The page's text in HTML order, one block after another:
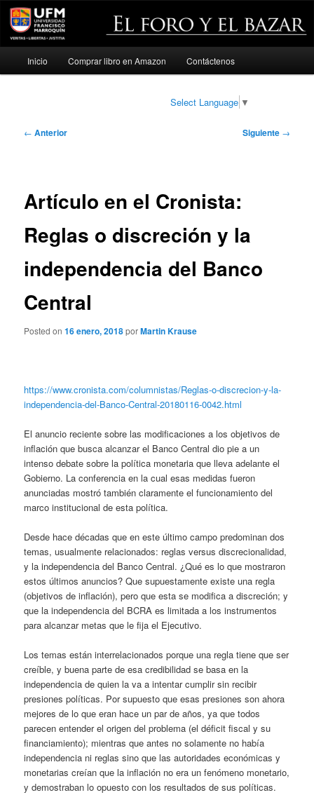
Ir
Inicio Comprar libro en Amazon Contáctenos
Select Language ▼
Navegación
← Anterior Siguiente →
Artículo en el Cronista:
Reglas o discreción y la
independencia del Banco
Central
Posted on16 enero, 2018porMartin Krause
https://www.cronista.com/columnistas/Reglas-o-discrecion-y-la-
independencia-del-Banco-Central-20180116-0042.html
El anuncio reciente sobre las modificaciones a los objetivos de
inflación que busca alcanzar el Banco Central dio pie a un
intenso debate sobre la política monetaria que lleva adelante el
Gobierno. La conferencia en la cual esas medidas fueron
anunciadas mostró también claramente el funcionamiento del
marco institucional de esta política.
Desde hace décadas que en este último campo predominan dos
temas, usualmente relacionados: reglas versus discrecionalidad,
y la independencia del Banco Central. ¿Qué es lo que mostraron
estos últimos anuncios? Que supuestamente existe una regla
(objetivos de inflación), pero que esta se modifica a discreción; y
que la independencia del BCRA es limitada a los instrumentos
para alcanzar metas que le fija el Ejecutivo.
Los temas están interrelacionados porque una regla tiene que ser
creíble, y buena parte de esa credibilidad se basa en la
independencia de quien la va a intentar cumplir sin recibir
presiones políticas. Por supuesto que esas presiones son ahora
mejores de lo que eran hace un par de años, ya que todos
parecen entender el origen del problema (el déficit fiscal y su
financiamiento); mientras que antes no solamente no había
independencia ni reglas sino que las autoridades económicas y
monetarias creían que la inflación no era un fenómeno monetario,
y demostraban lo opuesto con los resultados de sus políticas.